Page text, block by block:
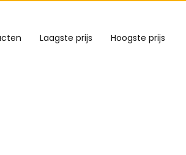
Laagste prijs Hoogste prijs